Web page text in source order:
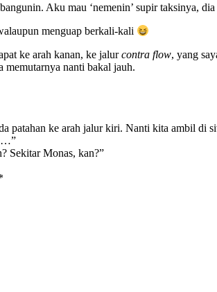
Aku mau ‘nemenin’ supir taksinya,
menguap berkali-kali
ke arah kanan, ke jalurcontra flow, yang
memutarnya nanti bakal jauh.
patahan ke arah jalur kiri. Nanti kita ambil di
Sekitar Monas, kan?”